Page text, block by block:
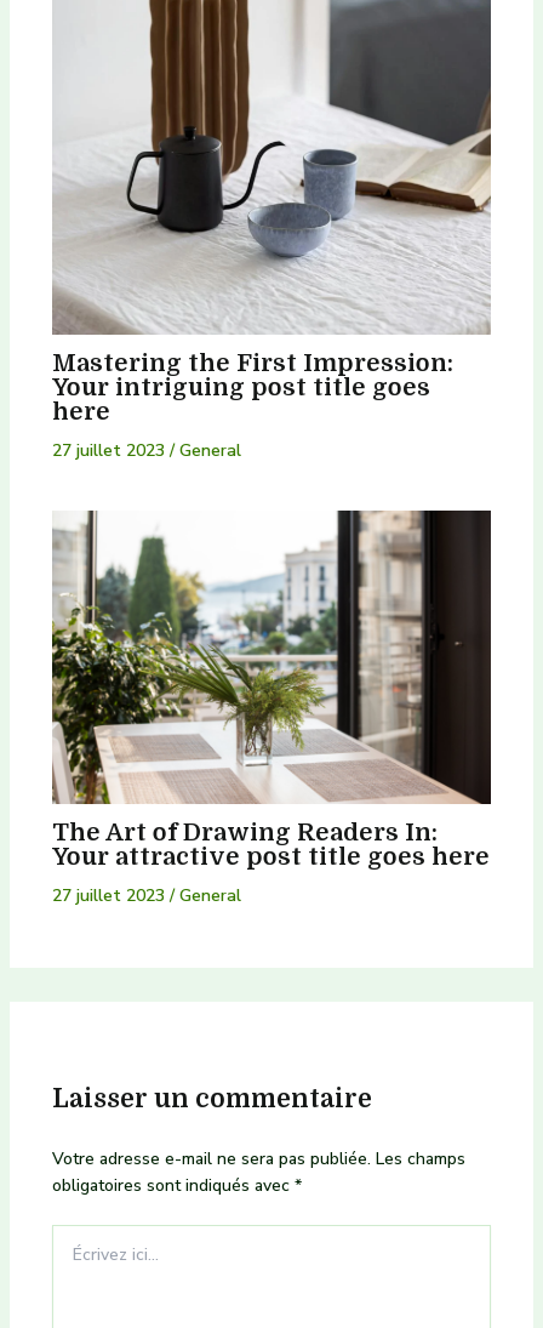
Mastering the First Impression:
Your intriguing post title goes
here
27 juillet 2023 /General
The Art of Drawing Readers In:
Your attractive post title goes here
27 juillet 2023/General
Laisser un commentaire
Votre adresse e-mail ne sera pas publiée. Les champs
obligatoires sont indiqués avec *
ici…